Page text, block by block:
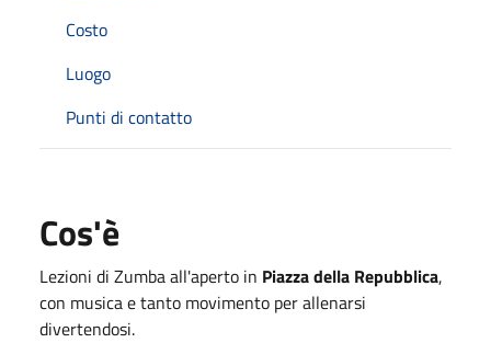
Costo
Luogo
Punti di contatto
Cos'è
Lezioni di Zumba all'aperto in Piazza della Repubblica,
con musica e tanto movimento per allenarsi
divertendosi.